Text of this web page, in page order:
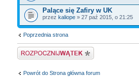
Palące się Zafiry w UK
przez kaliope» 27 paź 2015, o 21:25
Poprzednia strona
Napisz wątek
Powrót do Strona główna forum